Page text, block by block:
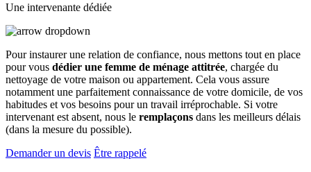
Une intervenante dédiée
Pour instaurer une relation de confiance, nous mettons tout en place
pour vous dédier une femme de ménage attitrée, chargée du
nettoyage de votre maison ou appartement. Cela vous assure
notamment une parfaitement connaissance de votre domicile, de vos
habitudes et vos besoins pour un travail irréprochable. Si votre
intervenant est absent, nous le remplaçons dans les meilleurs délais
(dans la mesure du possible).
Demander un devis Être rappelé